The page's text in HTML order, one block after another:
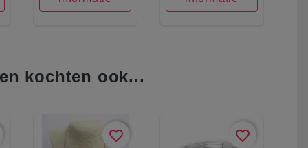
kochten ook...
favorite_border favorite_border